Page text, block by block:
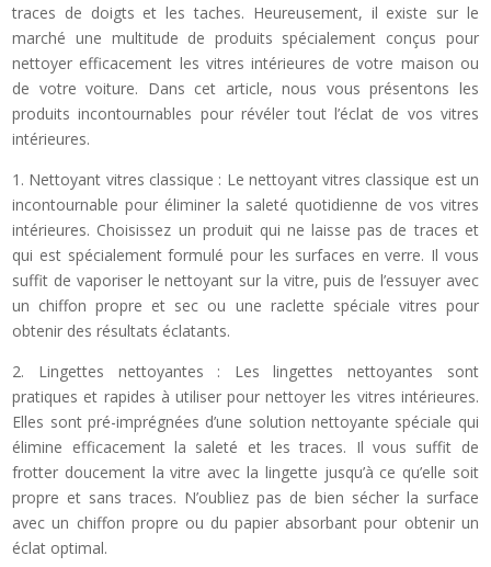
traces de doigts et les taches. Heureusement, il existe sur le
marché une multitude de produits spécialement conçus pour
nettoyer efficacement les vitres intérieures de votre maison ou
de votre voiture. Dans cet article, nous vous présentons les
produits incontournables pour révéler tout l’éclat de vos vitres
intérieures.
1. Nettoyant vitres classique : Le nettoyant vitres classique est un
incontournable pour éliminer la saleté quotidienne de vos vitres
intérieures. Choisissez un produit qui ne laisse pas de traces et
qui est spécialement formulé pour les surfaces en verre. Il vous
suffit de vaporiser le nettoyant sur la vitre, puis de l’essuyer avec
un chiffon propre et sec ou une raclette spéciale vitres pour
obtenir des résultats éclatants.
2. Lingettes nettoyantes : Les lingettes nettoyantes sont
pratiques et rapides à utiliser pour nettoyer les vitres intérieures.
Elles sont pré-imprégnées d’une solution nettoyante spéciale qui
élimine efficacement la saleté et les traces. Il vous suffit de
frotter doucement la vitre avec la lingette jusqu’à ce qu’elle soit
propre et sans traces. N’oubliez pas de bien sécher la surface
avec un chiffon propre ou du papier absorbant pour obtenir un
éclat optimal.